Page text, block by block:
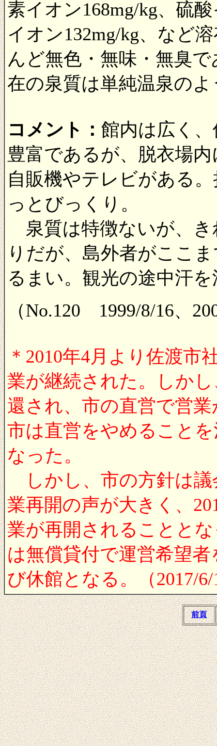
素イオン168mg/kg、硫
イオン132mg/kg、など
んど無色・無味・無臭
在の泉質は単純温泉の
コメント： 館内は広く
豊富であるが、脱衣場
自販機やテレビがある
っとびっくり。
泉質は特徴ないが、き
りだが、島外者がここ
るまい。観光の途中汗
（No.120 1999/8/16、
＊2010年4月より佐渡市
業が継続された。しか
還され、市の直営で営
市は直営をやめること
なった。
しかし、市の方針は議
業再開の声が大きく、
業が再開されることと
は無償貸付で運営希望
び休館となる。（2017/6/
前頁